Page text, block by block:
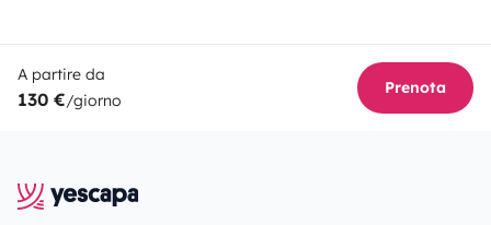
A partire da
130 €/giorno
Prenota